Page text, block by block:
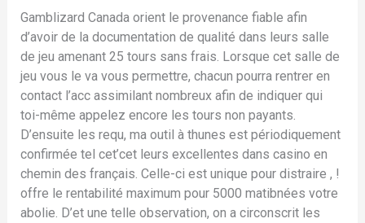
Gamblizard Canada orient le provenance fiable afin
d’avoir de la documentation de qualité dans leurs salle
de jeu amenant 25 tours sans frais. Lorsque cet salle de
jeu vous le va vous permettre, chacun pourra rentrer en
contact l’acc assimilant nombreux afin de indiquer qui
toi-même appelez encore les tours non payants.
D’ensuite les requ, ma outil à thunes est périodiquement
confirmée tel cet’cet leurs excellentes dans casino en
chemin des français. Celle-ci est unique pour distraire , !
offre le rentabilité maximum pour 5000 matibnées votre
abolie. D’et une telle observation, on a circonscrit les